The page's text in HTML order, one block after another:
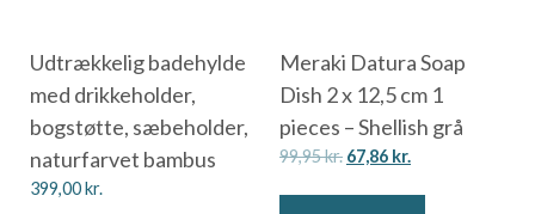
Udtrækkelig badehylde
med drikkeholder,
bogstøtte, sæbeholder,
naturfarvet bambus
399,00kr.
Meraki Datura Soap
Dish 2 x 12,5 cm 1
pieces – Shellish grå
99,95kr. 67,86 kr.